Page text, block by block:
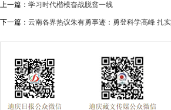
上一篇： 学习时代楷模奋战脱贫一线
下一篇： 云南各界热议朱有勇事迹：勇登科学高峰 扎